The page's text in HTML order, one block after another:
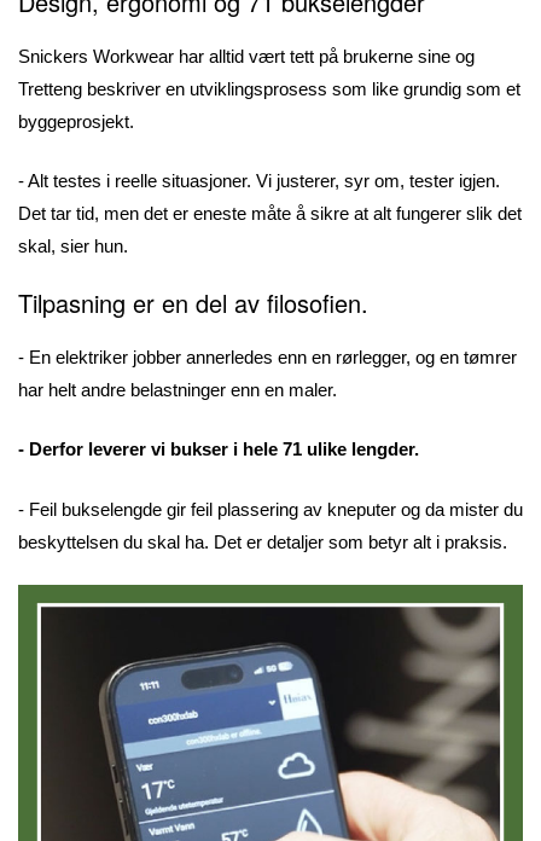
Snickers Workwear har alltid vært tett på brukerne sine og
Tretteng beskriver en utviklingsprosess som like grundig som et
byggeprosjekt.
- Alt testes i reelle situasjoner. Vi justerer, syr om, tester igjen.
Det tar tid, men det er eneste måte å sikre at alt fungerer slik det
skal, sier hun.
Tilpasning er en del av filosofien.
- En elektriker jobber annerledes enn en rørlegger, og en tømrer
har helt andre belastninger enn en maler.
- Derfor leverer vi bukser i hele 71 ulike lengder.
- Feil bukselengde gir feil plassering av kneputer og da mister du
beskyttelsen du skal ha. Det er detaljer som betyr alt i praksis.